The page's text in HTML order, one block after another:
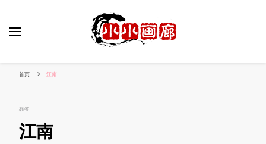
首页 江南
标签
江南